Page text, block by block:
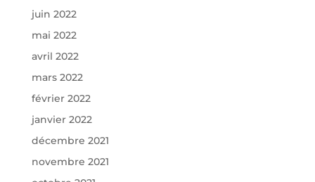
juin 2022
mai 2022
avril 2022
mars 2022
février 2022
janvier 2022
décembre 2021
novembre 2021